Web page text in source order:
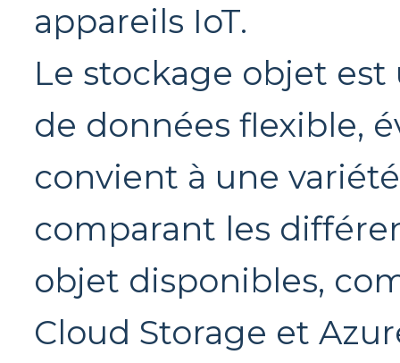
appareils IoT.
Le stockage objet
de données flexible,
convient à une
comparant les
objet disponibles,
Cloud Storage et